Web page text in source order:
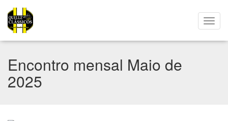
Encontro mensal Maio de
2025